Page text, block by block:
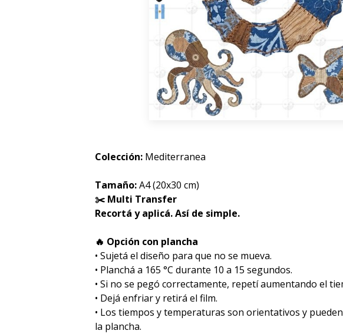
Colección: Mediterranea
Tamaño:A4 (20x30 cm)
✂️ Multi Transfer
Recortá y aplicá. Así de simple.
🔥 Opción con plancha
• Sujetá el diseño para que no se mueva.
• Planchá a 165 °C durante 10 a 15 segundos.
• Si no se pegó correctamente, repetí aumentando el
• Dejá enfriar y retirá el film.
• Los tiempos y temperaturas son orientativos y
la plancha.